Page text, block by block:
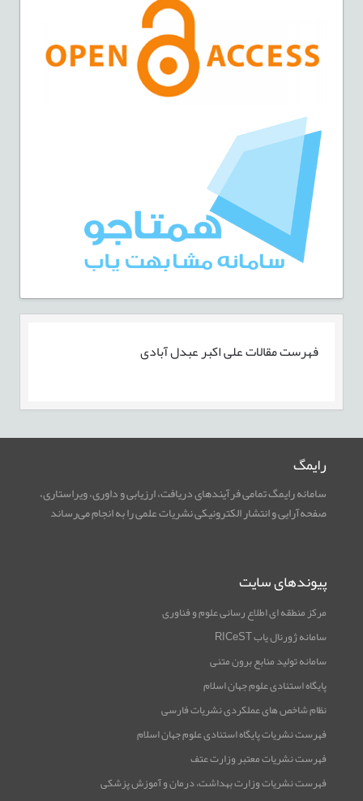
فهرست مقالاتعلی اکبر عبدل آبادی
رایمگ
سامانه رایمگ تمامی فرآیندهای دریافت، ارزیابی و داوری، ویراستاری،
صفحه‌آرایی و انتشار الکترونیکی نشریات علمی را به انجام می‌رساند
پیوندهای سایت
مرکز منطقه ای اطلاع رسانی علوم و فناوری
سامانه ژورنال یاب RICeST
سامانه تولید منابع برون متنی
پایگاه استنادی علوم جهان اسلام
نظام شاخص های عملکردی نشریات فارسی
فهرست نشریات پایگاه استنادی علوم جهان اسلام
فهرست نشریات معتبر وزارت عتف
فهرست نشریات وزارت بهداشت، درمان و آموزش پزشکی